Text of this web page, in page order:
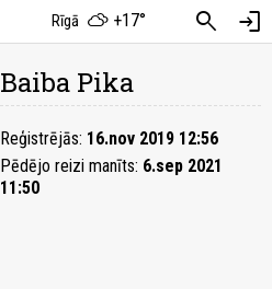
Rīgā +17° search login
Baiba Pika
Reģistrējās: 16.nov 2019 12:56
Pēdējo reizi manīts: 6.sep 2021
11:50